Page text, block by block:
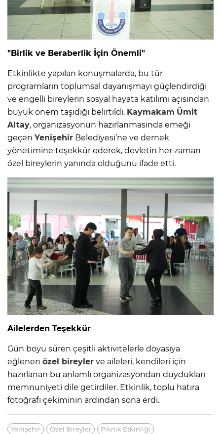
"Birlik ve Beraberlik İçin Önemli"
Etkinlikte yapılan konuşmalarda, bu tür
programların toplumsal dayanışmayı güçlendirdiği
ve engelli bireylerin sosyal hayata katılımı açısından
büyük önem taşıdığı belirtildi. Kaymakam Ümit
Altay, organizasyonun hazırlanmasında emeği
geçen Yenişehir Belediyesi’ne ve dernek
yönetimine teşekkür ederek, devletin her zaman
özel bireylerin yanında olduğunu ifade etti.
Ailelerden Teşekkür
Gün boyu süren çeşitli aktivitelerle doyasıya
eğlenen özel bireyler ve aileleri, kendileri için
hazırlanan bu anlamlı organizasyondan duydukları
memnuniyeti dile getirdiler. Etkinlik, toplu hatıra
fotoğrafı çekiminin ardından sona erdi.
Yenişehir Özel Bireyler
Piknik Etkinliği